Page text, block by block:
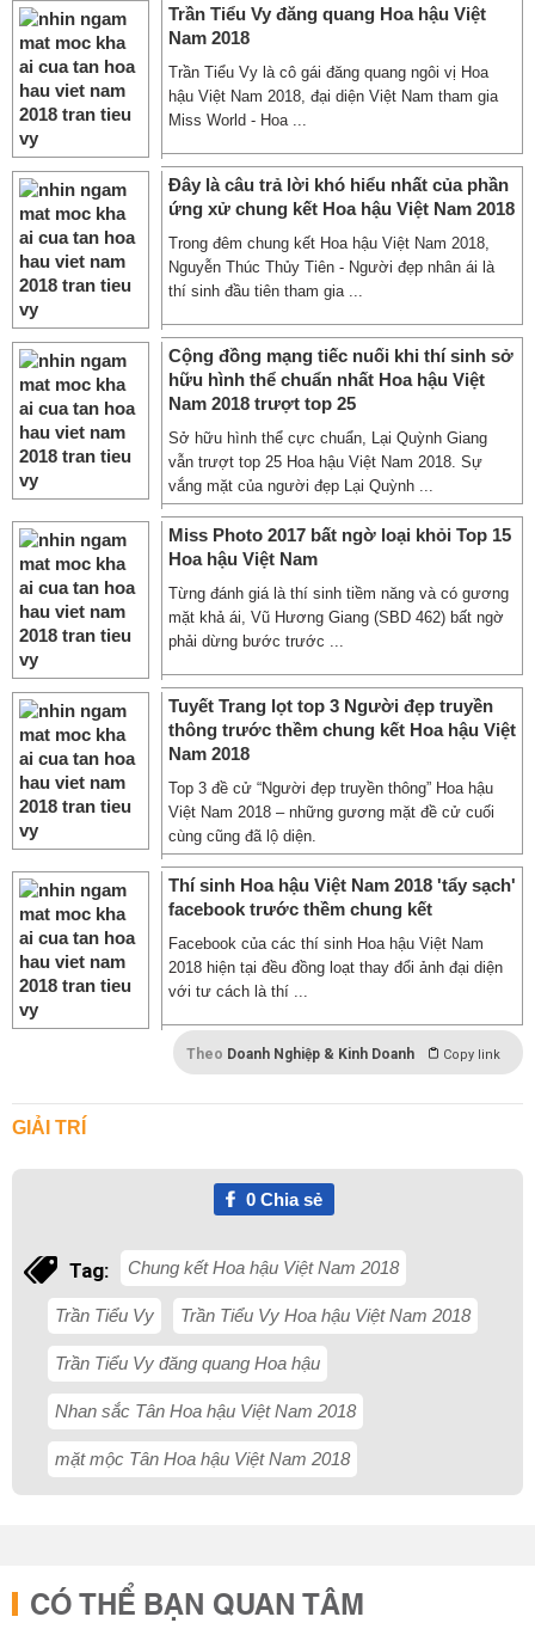
Trần Tiểu Vy đăng quang Hoa hậu Việt
Nam 2018
Trần Tiểu Vy là cô gái đăng quang ngôi vị Hoa
hậu Việt Nam 2018, đại diện Việt Nam tham gia
Miss World - Hoa ...
Đây là câu trả lời khó hiểu nhất của phần
ứng xử chung kết Hoa hậu Việt Nam 2018
Trong đêm chung kết Hoa hậu Việt Nam 2018,
Nguyễn Thúc Thủy Tiên - Người đẹp nhân ái là
thí sinh đầu tiên tham gia ...
Cộng đồng mạng tiếc nuối khi thí sinh sở
hữu hình thể chuẩn nhất Hoa hậu Việt
Nam 2018 trượt top 25
Sở hữu hình thể cực chuẩn, Lại Quỳnh Giang
vẫn trượt top 25 Hoa hậu Việt Nam 2018. Sự
vắng mặt của người đẹp Lại Quỳnh ...
Miss Photo 2017 bất ngờ loại khỏi Top 15
Hoa hậu Việt Nam
Từng đánh giá là thí sinh tiềm năng và có gương
mặt khả ái, Vũ Hương Giang (SBD 462) bất ngờ
phải dừng bước trước ...
Tuyết Trang lọt top 3 Người đẹp truyền
thông trước thềm chung kết Hoa hậu Việt
Nam 2018
Top 3 đề cử “Người đẹp truyền thông” Hoa hậu
Việt Nam 2018 – những gương mặt đề cử cuối
cùng cũng đã lộ diện.
Thí sinh Hoa hậu Việt Nam 2018 'tẩy sạch'
facebook trước thềm chung kết
Facebook của các thí sinh Hoa hậu Việt Nam
2018 hiện tại đều đồng loạt thay đổi ảnh đại diện
với tư cách là thí ...
Theo Doanh Nghiệp & Kinh Doanh Copy link
GIẢI TRÍ
0Chia sẻ
Tag: Chung kết Hoa hậu Việt Nam 2018
Trần Tiểu Vy Trần Tiểu Vy Hoa hậu Việt Nam 2018
Trần Tiểu Vy đăng quang Hoa hậu
Nhan sắc Tân Hoa hậu Việt Nam 2018
mặt mộc Tân Hoa hậu Việt Nam 2018
CÓ THỂ BẠN QUAN TÂM